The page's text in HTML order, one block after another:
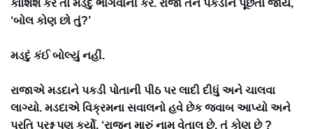
કોશિશ કરે તો મડદું ભાગવાની કરે. રાજા તેને પકડીને પૂછતો જાય,
‘બોલ કોણ છો તું?’
મડદું કંઈ બોલ્યું નહીં.
રાજાએ મડદાને પકડી પોતાની પીઠ પર લાદી દીધું અને ચાલવા
લાગ્યો. મડદાએ વિક્રમના સવાલનો હવે છેક જવાબ આપ્યો અને
પ્રતિ પ્રશ્ન પણ કર્યો, ‘રાજન મારું નામ વેતાલ છે. તું કોણ છે ?